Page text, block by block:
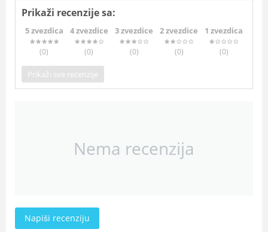
Prikaži recenzije sa:
5 zvezdica
(0)
4 zvezdice
(0)
3 zvezdice
(0)
2 zvezdice
(0)
1 zvezdica
(0)
Prikaži sve recenzije
Nema recenzija
Napiši recenziju